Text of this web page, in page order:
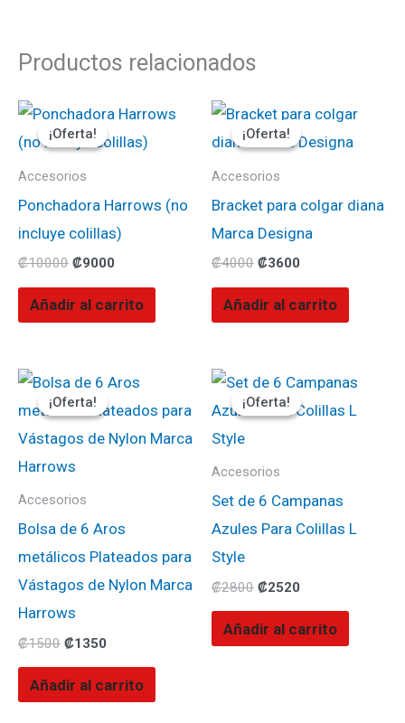
Productos relacionados
¡Oferta!
¡Oferta!
Accesorios
Ponchadora Harrows (no
incluye colillas)
₡10000
El
precio
original
₡10000.
₡9000
El
precio
actual
Añadir al carrito
¡Oferta!
¡Oferta!
Accesorios
Bracket para colgar diana
Marca Designa
₡4000
El
precio
original
₡4000.
₡3600
El
precio
actual
Añadir al carrito
¡Oferta!
¡Oferta!
Accesorios
Bolsa de 6 Aros
metálicos Plateados para
Vástagos de Nylon Marca
Harrows
₡1500
precio
original
₡1500.
₡1350
El
precio
actual
₡1350.
Añadir al carrito
¡Oferta!
¡Oferta!
Accesorios
Set de 6 Campanas
Azules Para Colillas L
Style
₡2800
El
precio
original
₡2520
precio
actual
Añadir al carrito